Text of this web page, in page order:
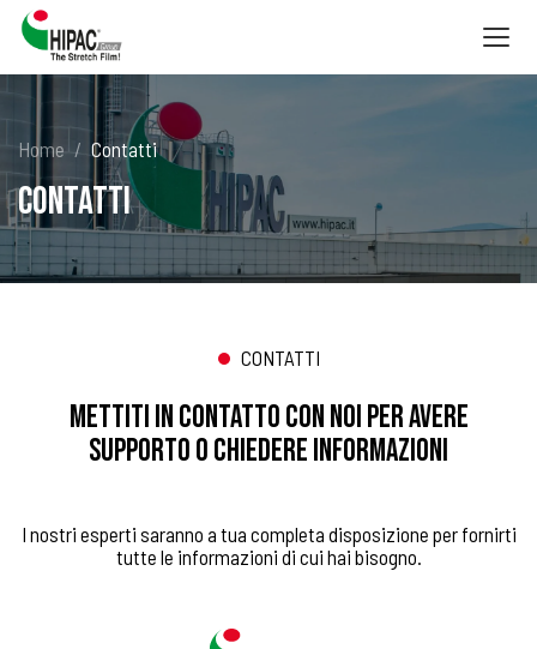
Home Contatti
Contatti
CONTATTI
METTITI IN CONTATTO CON NOI PER AVERE
SUPPORTO O CHIEDERE INFORMAZIONI
I nostri esperti saranno a tua completa disposizione per fornirti
tutte le informazioni di cui hai bisogno.